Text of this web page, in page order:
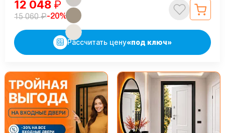
12 048 ₽
15 060₽-20%
Рассчитать цену«под ключ»